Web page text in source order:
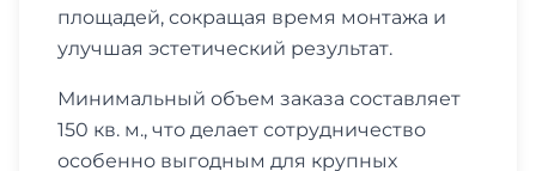
площадей, сокращая время монтажа и
улучшая эстетический результат.
Минимальный объем заказа составляет
150 кв. м., что делает сотрудничество
особенно выгодным для крупных